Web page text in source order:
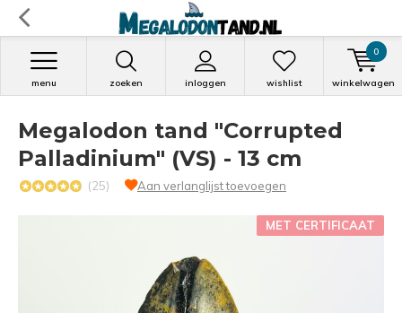
zoeken inloggen
menu wishlist winkelwagen
0
Megalodon tand "Corrupted
Palladinium" (VS) - 13 cm
(25) Aan verlanglijst toevoegen
MET CERTIFICAAT